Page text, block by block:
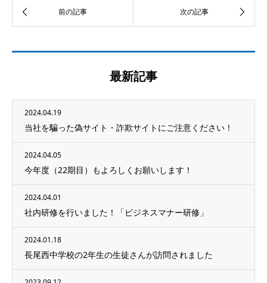
最新記事
2024.04.19
当社を騙った偽サイト・詐欺サイトにご注意ください！
2024.04.05
今年度（22期目）もよろしくお願いします！
2024.04.01
社内研修を行いました！「ビジネスマナー研修」
2024.01.18
長尾西中学校の2年生の生徒さんが訪問されました